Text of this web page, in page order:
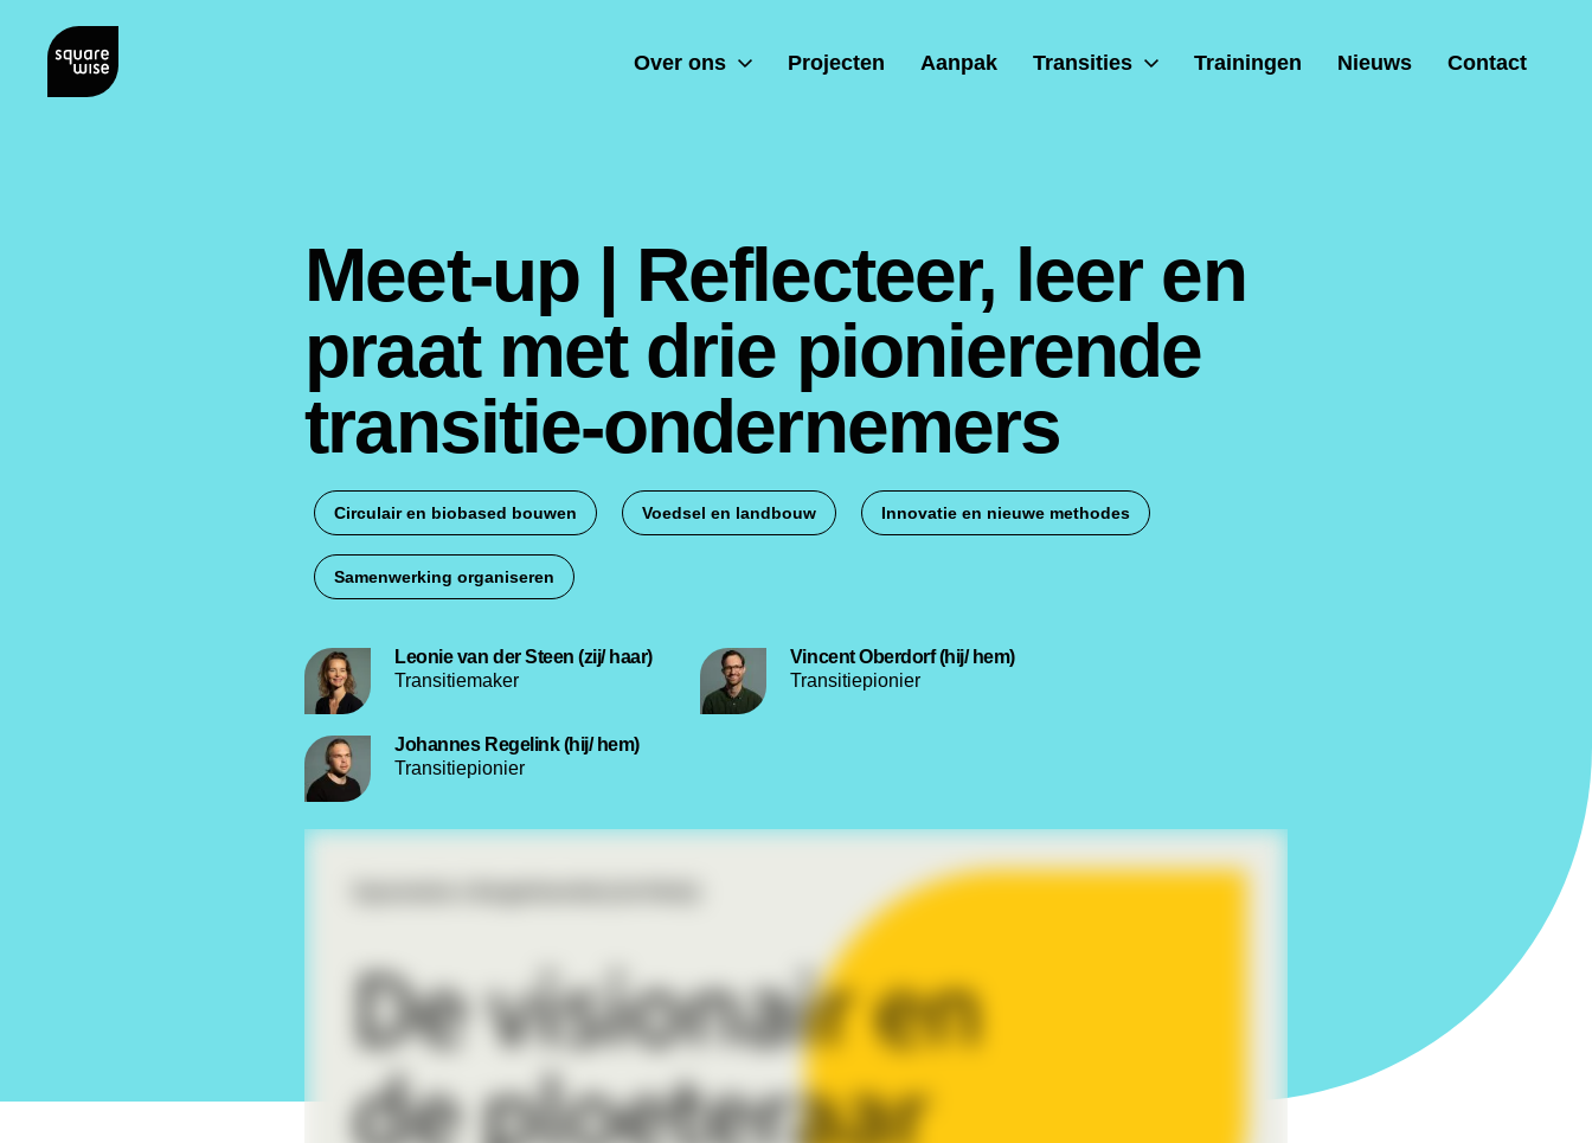
Over ons Projecten Aanpak Transities Trainingen Nieuws Contact
Meet-up | Reflecteer, leer en
praat met drie pionierende
transitie-ondernemers
Circulair en biobased bouwen Voedsel en landbouw Innovatie en nieuwe methodes
Samenwerking organiseren
Leonie van der Steen (zij/ haar)
Transitiemaker
Vincent Oberdorf (hij/ hem)
Transitiepionier
Johannes Regelink (hij/ hem)
Transitiepionier